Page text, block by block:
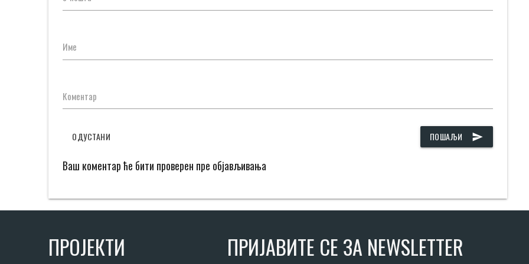
Име
Коментар
ПОШАЉИ send
ОДУСТАНИ
Ваш коментар ће бити проверен пре објављивања
ПРОЈЕКТИ ПРИЈАВИТЕ СЕ ЗА NEWSLETTER